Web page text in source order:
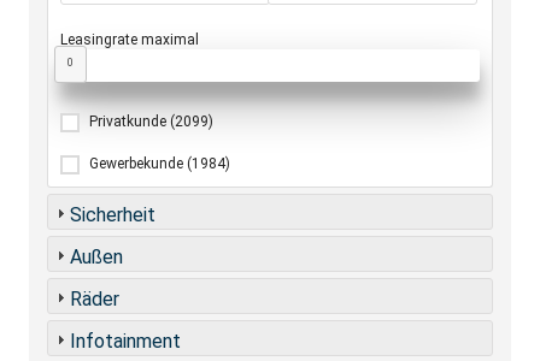
Leasingrate maximal
0
Privatkunde (2099)
Gewerbekunde (1984)
Sicherheit
Außen
Räder
Infotainment